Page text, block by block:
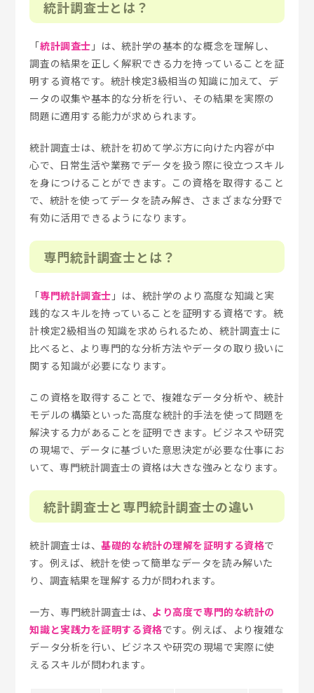
統計調査士とは？
「統計調査士 」は、統計学の基本的な概念を理解し、
調査の結果を正しく解釈できる力を持っていることを証
明する資格です。統計検定3級相当の知識に加えて、デ
ータの収集や基本的な分析を行い、その結果を実際の
問題に適用する能力が求められます。
統計調査士は、統計を初めて学ぶ方に向けた内容が中
心で、日常生活や業務でデータを扱う際に役立つスキル
を身につけることができます。この資格を取得すること
で、統計を使ってデータを読み解き、さまざまな分野で
有効に活用できるようになります。
専門統計調査士とは？
「専門統計調査士 」は、統計学のより高度な知識と実
践的なスキルを持っていることを証明する資格です。統
計検定2級相当の知識を求められるため、統計調査士に
比べると、より専門的な分析方法やデータの取り扱いに
関する知識が必要になります。
この資格を取得することで、複雑なデータ分析や、統計
モデルの構築といった高度な統計的手法を使って問題を
解決する力があることを証明できます。ビジネスや研究
の現場で、データに基づいた意思決定が必要な仕事にお
いて、専門統計調査士の資格は大きな強みとなります。
統計調査士と専門統計調査士の違い
統計調査士は、基礎的な統計の理解を証明する資格で
す。例えば、統計を使って簡単なデータを読み解いた
り、調査結果を理解する力が問われます。
一方、専門統計調査士は、 より高度で専門的な統計の
知識と実践力を証明する資格です。例えば、より複雑な
データ分析を行い、ビジネスや研究の現場で実際に使
えるスキルが問われます。